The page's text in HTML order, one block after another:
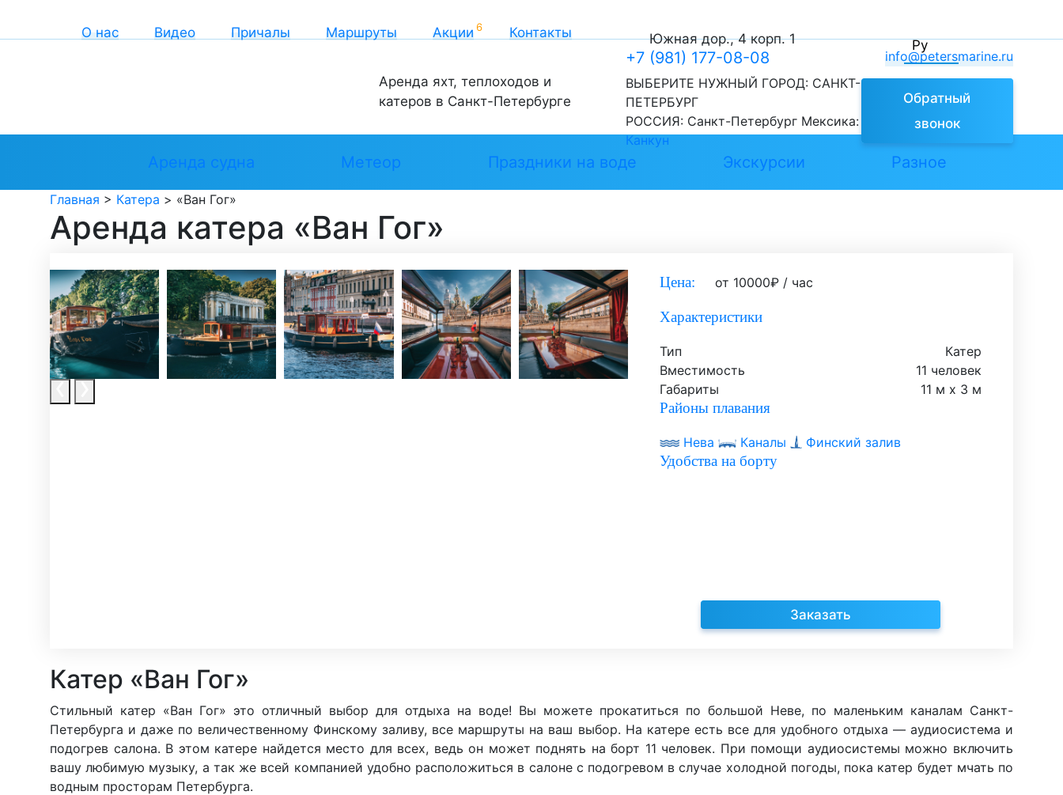
О нас Видео Причалы Маршруты Акции Контакты Южная дор., 4 корп. 1 Ру
Аренда яхт, теплоходов и
катеров в Санкт-Петербурге
+7 (981) 177-08-08
ВЫБЕРИТЕ НУЖНЫЙ ГОРОД: САНКТ-
ПЕТЕРБУРГ
РОССИЯ: Санкт-Петербург Мексика:
Канкун
info@petersmarine.ru
Обратный
звонок
Аренда судна Метеор Праздники на воде Экскурсии Разное
Главная > Катера > «Ван Гог»
Аренда катера «Ван Гог»
Цена: от 10000₽ / час
Характеристики
Тип
Катер
Вместимость
11 человек
Габариты
11 м х 3 м
Районы плавания
Нева Каналы Финский залив
Удобства на борту
Заказать
Катер «Ван Гог»
Стильный катер «Ван Гог» это отличный выбор для отдыха на воде! Вы можете прокатиться по большой Неве, по маленьким каналам Санкт-
Петербурга и даже по величественному Финскому заливу, все маршруты на ваш выбор. На катере есть все для удобного отдыха — аудиосистема и
подогрев салона. В этом катере найдется место для всех, ведь он может поднять на борт 11 человек. При помощи аудиосистемы можно включить
вашу любимую музыку, а так же всей компанией удобно расположиться в салоне с подогревом в случае холодной погоды, пока катер будет мчать по
водным просторам Петербурга.